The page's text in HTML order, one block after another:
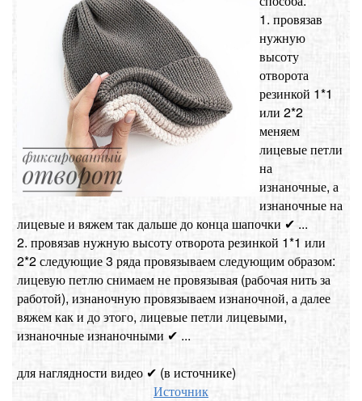
1. провязав
нужную
высоту
отворота
резинкой 1*1
или 2*2
меняем
лицевые петли
на
изнаночные, а
изнаночные на
лицевые и вяжем так дальше до конца шапочки ✔ ...
2. провязав нужную высоту отворота резинкой 1*1 или
2*2 следующие 3 ряда провязываем следующим образом:
лицевую петлю снимаем не провязывая (рабочая нить за
работой), изнаночную провязываем изнаночной, а далее
вяжем как и до этого, лицевые петли лицевыми,
изнаночные изнаночными ✔ ...
для наглядности видео ✔ (в источнике)
Источник